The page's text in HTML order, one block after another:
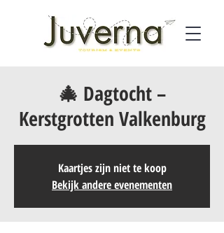
🎄 Dagtocht –
Kerstgrotten Valkenburg
Kaartjes zijn niet te koop
Bekijk andere evenementen